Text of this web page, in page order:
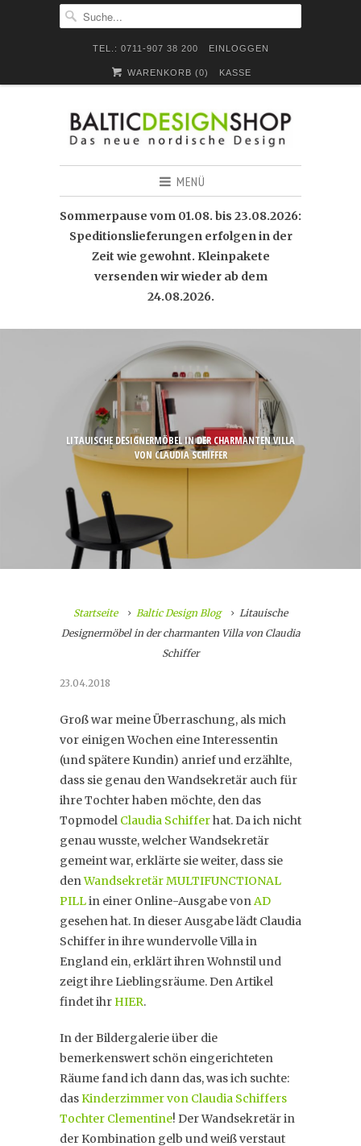
TEL.: 0711-907 38 200 EINLOGGEN
WARENKORB (0) KASSE
MENÜ
Sommerpause vom 01.08. bis 23.08.2026:
Speditionslieferungen erfolgen in der
Zeit wie gewohnt. Kleinpakete
versenden wir wieder ab dem
24.08.2026.
LITAUISCHE DESIGNERMÖBEL IN DER CHARMANTEN VILLA
VON CLAUDIA SCHIFFER
Startseite Baltic Design Blog
Litauische
Designermöbel in der charmanten Villa von Claudia
Schiffer
23.04.2018
Groß war meine Überraschung, als mich
vor einigen Wochen eine Interessentin
(und spätere Kundin) anrief und erzählte,
dass sie genau den Wandsekretär auch für
ihre Tochter haben möchte, den das
Topmodel Claudia Schifferhat. Da ich nicht
genau wusste, welcher Wandsekretär
gemeint war, erklärte sie weiter, dass sie
denWandsekretär MULTIFUNCTIONAL
PILLin einer Online-Ausgabe vonAD
gesehen hat. In dieser Ausgabe lädt Claudia
Schiffer in ihre wundervolle Villa in
England ein, erklärt ihren Wohnstil und
zeigt ihre Lieblingsräume. Den Artikel
findet ihr HIER.
In der Bildergalerie über die
bemerkenswert schön eingerichteten
Räume fand ich dann das, was ich suchte:
dasKinderzimmer von Claudia Schiffers
Tochter Clementine! Der Wandsekretär in
der Kombination gelb und weiß verstaut